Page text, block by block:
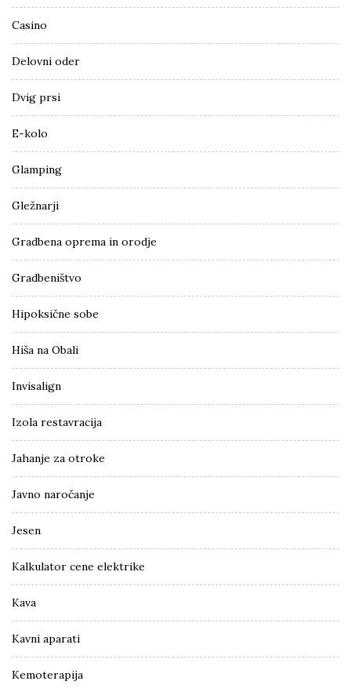
Casino
Delovni oder
Dvig prsi
E-kolo
Glamping
Gležnarji
Gradbena oprema in orodje
Gradbeništvo
Hipoksične sobe
Hiša na Obali
Invisalign
Izola restavracija
Jahanje za otroke
Javno naročanje
Jesen
Kalkulator cene elektrike
Kava
Kavni aparati
Kemoterapija